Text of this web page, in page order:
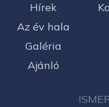
Hírek
Az év hala
Galéria
Ajánló